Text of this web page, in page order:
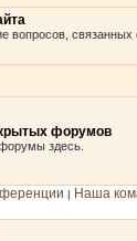
вопросов, связанных
форумов
здесь.
| Наша